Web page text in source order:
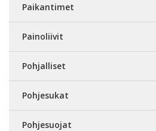
Paikantimet
Painoliivit
Pohjalliset
Pohjesukat
Pohjesuojat